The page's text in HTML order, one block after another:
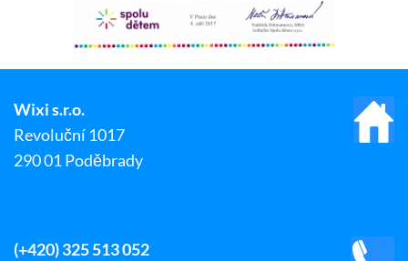
Wixi s.r.o.
Revoluční 1017
290 01 Poděbrady
(+420) 325 513 052